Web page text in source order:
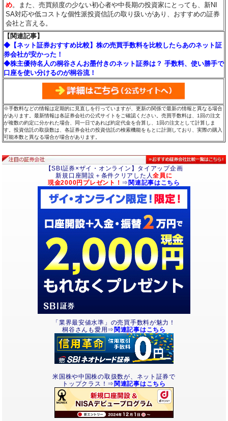
め。また、売買頻度の少ない初心者や中長期の投資家にとっても、新NI
SA対応や低コストな個性派投資信託の取り扱いがあり、おすすめの証券
会社と言える。
【関連記事】
◆【ネット証券おすすめ比較】株の売買手数料を比較したらあのネット証
券会社が安かった！
◆株主優待名人の桐谷さんお墨付きのネット証券は？ 手数料、使い勝手で
口座を使い分けるのが桐谷流！
※手数料などの情報は定期的に見直しを行っていますが、更新の関係で最新の情報と異なる場合
があります。最新情報は各証券会社の公式サイトをご確認ください。売買手数料は、1回の注文
が複数の約定に分かれた場合、同一日であれば約定代金を合算し、1回の注文として計算しま
す。投資信託の取扱数は、各証券会社の投資信託の検索機能をもとに計測しており、実際の購入
可能本数と異なる場合が場合があります。
【SBI証券×ザイ・オンライン】タイアップ企画
新規口座開設＋条件クリアした人全員に
現金2000円プレゼント！ ⇒ 関連記事はこちら
「業界最安値水準」の売買手数料が魅力！
桐谷さんも愛用⇒ 関連記事はこちら
米国株や中国株の取扱数が、ネット証券で
トップクラス！⇒ 関連記事はこちら